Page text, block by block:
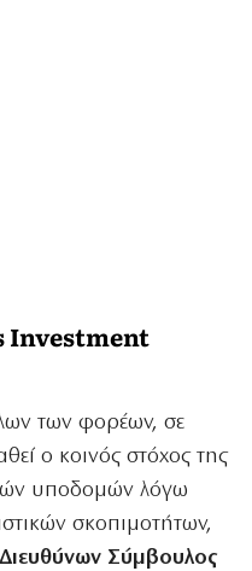
Investment
των φορέων, σε
ο κοινός στόχος της
υποδομών λόγω
σκοπιμοτήτων,
Σύμβουλος